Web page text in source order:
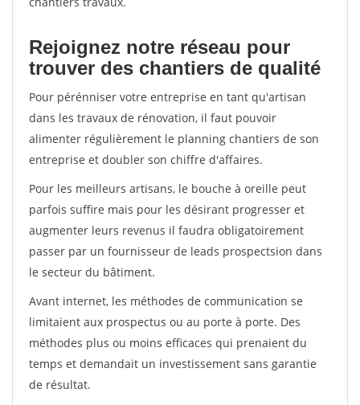
Rejoignez notre réseau pour
trouver des chantiers de qualité
Pour pérénniser votre entreprise en tant qu'artisan
dans les travaux de rénovation, il faut pouvoir
alimenter régulièrement le planning chantiers de son
entreprise et doubler son chiffre d'affaires.
Pour les meilleurs artisans, le bouche à oreille peut
parfois suffire mais pour les désirant progresser et
augmenter leurs revenus il faudra obligatoirement
passer par un fournisseur de leads prospectsion dans
le secteur du bâtiment.
Avant internet, les méthodes de communication se
limitaient aux prospectus ou au porte à porte. Des
méthodes plus ou moins efficaces qui prenaient du
temps et demandait un investissement sans garantie
de résultat.